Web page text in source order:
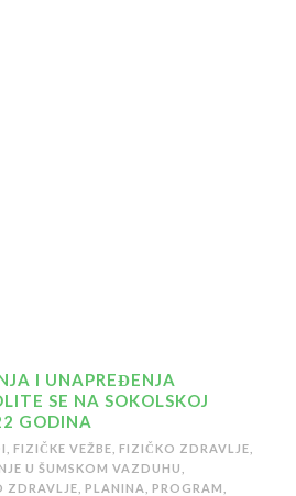
I UNAPREĐENJA
SE NA SOKOLSKOJ
GODINA
FIZIČKE VEŽBE FIZIČKO ZDRAVLJE
U ŠUMSKOM VAZDUHU
ZDRAVLJE PLANINA PROGRAM